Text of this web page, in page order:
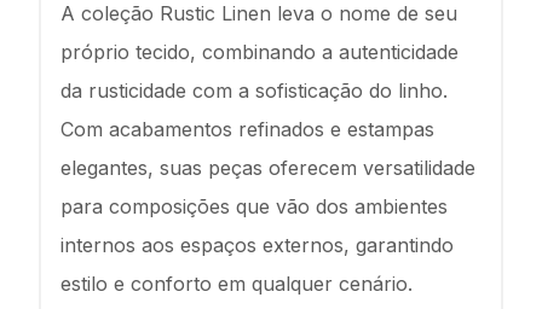
A coleção Rustic Linen leva o nome de seu
próprio tecido, combinando a autenticidade
da rusticidade com a sofisticação do linho.
Com acabamentos refinados e estampas
elegantes, suas peças oferecem versatilidade
para composições que vão dos ambientes
internos aos espaços externos, garantindo
estilo e conforto em qualquer cenário.